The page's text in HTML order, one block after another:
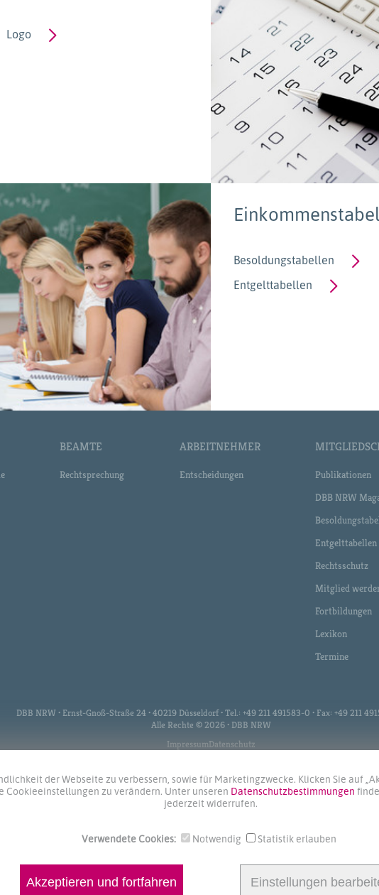
Logo
Besoldungstabellen
Entgelttabellen
BEAMTE
Rechtsprechung
ARBEITNEHMER
Entscheidungen
Publikationen
DBB NRW
Entgelttabellen
Rechtsschutz
Mitglied
Fortbildungen
Lexikon
Termine
DBB NRW • Ernst-Gnoß-Straße 24 • 40219 Düsseldorf • Tel.: +49 211 491583-0 • Fax: +49 211
Alle Rechte © 2026 • DBB NRW
ImpressumDatenschutz
der Webseite zu verbessern, sowie für Marketingzwecke. Klicken Sie auf
Cookieeinstellungen zu verändern. Unter unseren Datenschutzbestimmungen
jederzeit widerrufen.
Verwendete Cookies: Notwendig Statistik erlauben
Akzeptieren und fortfahren Einstellungen